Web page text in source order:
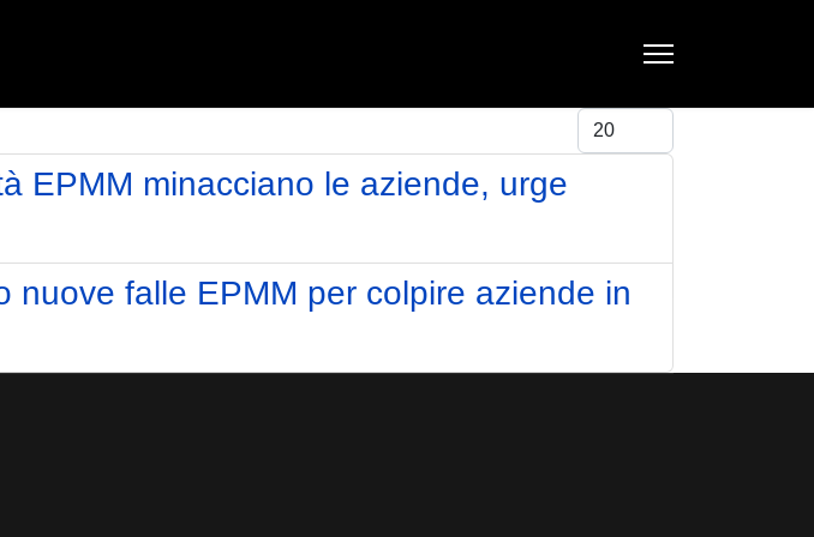
Visualizza #
EPMM minacciano le aziende, urge
falle EPMM per colpire aziende in